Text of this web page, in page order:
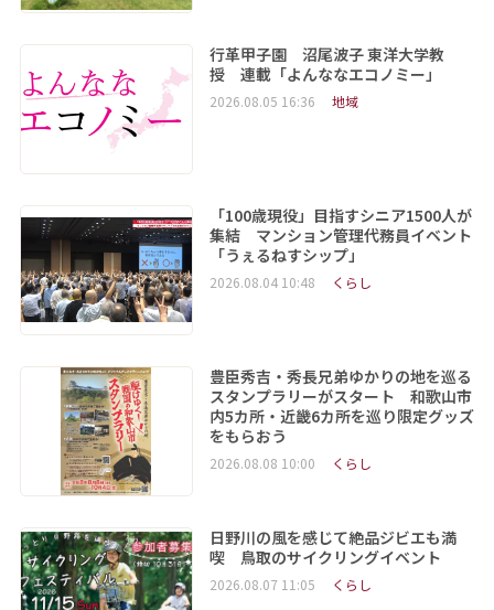
行革甲子園 沼尾波子 東洋大学教
授 連載「よんななエコノミー」
2026.08.05 16:36 地域
「100歳現役」目指すシニア1500人が
集結 マンション管理代務員イベント
「うぇるねすシップ」
2026.08.04 10:48 くらし
豊臣秀吉・秀長兄弟ゆかりの地を巡る
スタンプラリーがスタート 和歌山市
内5カ所・近畿6カ所を巡り限定グッズ
をもらおう
2026.08.08 10:00 くらし
日野川の風を感じて絶品ジビエも満
喫 鳥取のサイクリングイベント
2026.08.07 11:05 くらし